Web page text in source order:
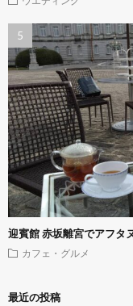
迎賓館 赤坂離宮でアフタ
カフェ・グルメ
最近の投稿